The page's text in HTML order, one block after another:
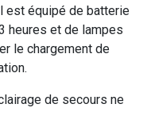
est équipé de batterie
heures et de lampes
le chargement de
de secours ne